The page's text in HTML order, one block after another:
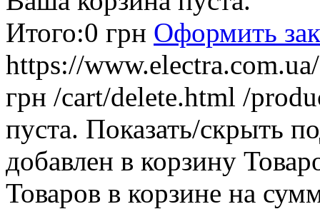
Итого:0 грн Оформить
https://
грн /cart/delete.html /
пуста. Показать/скрыть
добавлен в корзину
Товаров в корзине на